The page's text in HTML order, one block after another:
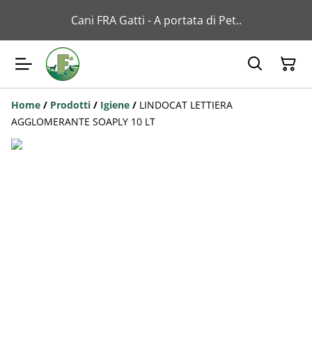
Cani FRA Gatti - A portata di Pet..
Home / Prodotti / Igiene / LINDOCAT LETTIERA
AGGLOMERANTE SOAPLY 10 LT